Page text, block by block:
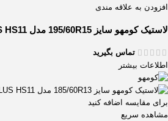
افزودن به علاقه مندی
لاستیک کومهو سایز 195/60R15 مدل SOLUS HS11
تماس بگیرید
اطلاعات بیشتر
برای مقایسه اضافه کنید
مشاهده سریع